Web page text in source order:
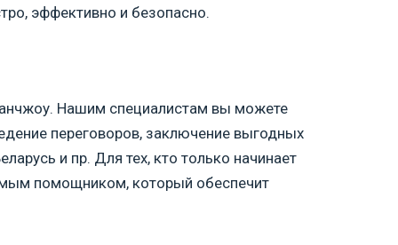
эффективно и безопасно.
Нашим специалистам вы можете
переговоров, заключение выгодных
и пр. Для тех, кто только начинает
помощником, который обеспечит